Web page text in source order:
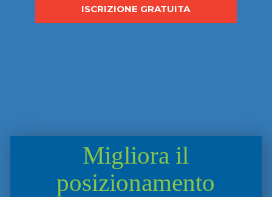
ISCRIZIONE GRATUITA
Migliora il
posizionamento